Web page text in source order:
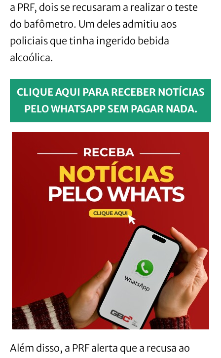
a PRF, dois se recusaram a realizar o teste
do bafômetro. Um deles admitiu aos
policiais que tinha ingerido bebida
alcoólica.
CLIQUE AQUI PARA RECEBER NOTÍCIAS
PELO WHATSAPP SEM PAGAR NADA.
Além disso, a PRF alerta que a recusa ao